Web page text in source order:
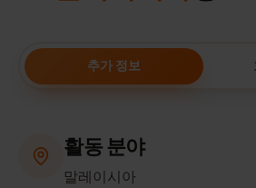
추가 정보
활동 분야
말레이시아